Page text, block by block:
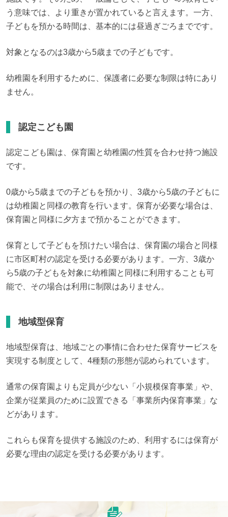
う意味では、より重きが置かれていると言えます。一方、
子どもを預かる時間は、基本的には昼過ぎごろまでです。
対象となるのは3歳から5歳までの子どもです。
幼稚園を利用するために、保護者に必要な制限は特にあり
ません。
認定こども園
認定こども園は、保育園と幼稚園の性質を合わせ持つ施設
です。
0歳から5歳までの子どもを預かり、3歳から5歳の子どもに
は幼稚園と同様の教育を行います。保育が必要な場合は、
保育園と同様に夕方まで預かることができます。
保育として子どもを預けたい場合は、保育園の場合と同様
に市区町村の認定を受ける必要があります。一方、3歳か
ら5歳の子どもを対象に幼稚園と同様に利用することも可
能で、その場合は利用に制限はありません。
地域型保育
地域型保育は、地域ごとの事情に合わせた保育サービスを
実現する制度として、4種類の形態が認められています。
通常の保育園よりも定員が少ない「小規模保育事業」や、
企業が従業員のために設置できる「事業所内保育事業」な
どがあります。
これらも保育を提供する施設のため、利用するには保育が
必要な理由の認定を受ける必要があります。